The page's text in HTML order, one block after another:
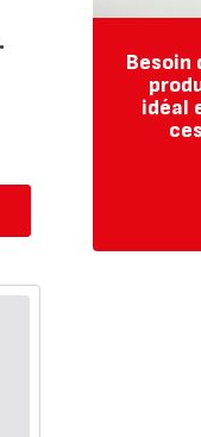
Besoin
idéal